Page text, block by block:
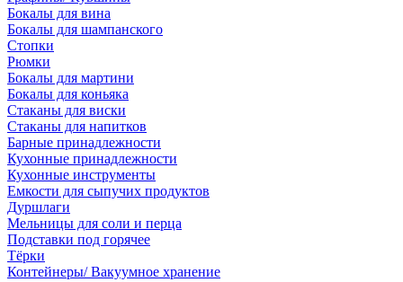
Бокалы для вина
Бокалы для шампанского
Стопки
Рюмки
Бокалы для мартини
Бокалы для коньяка
Стаканы для виски
Стаканы для напитков
Барные принадлежности
Кухонные принадлежности
Кухонные инструменты
Емкости для сыпучих продуктов
Дуршлаги
Мельницы для соли и перца
Подставки под горячее
Тёрки
Контейнеры/ Вакуумное хранение